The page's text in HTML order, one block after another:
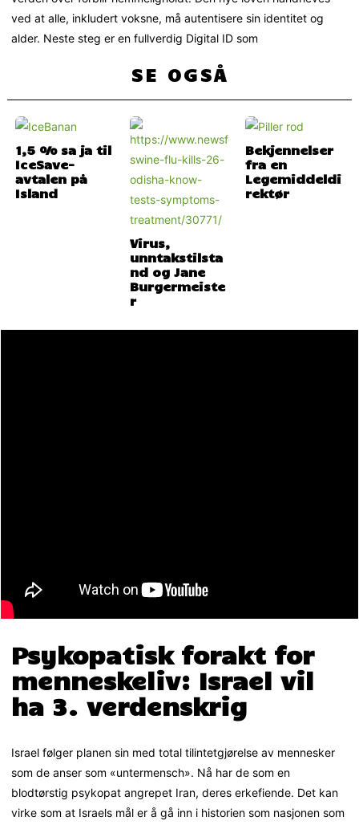
ved at alle, inkludert voksne, må autentisere sin identitet og
alder. Neste steg er en fullverdig Digital ID som
SE OGSÅ
1,5 % sa ja til
IceSave-
avtalen på
Island
Virus,
unntakstilsta
nd og Jane
Burgermeiste
r
Bekjennelser
fra en
Legemiddeldi
rektør
Psykopatisk forakt for
menneskeliv: Israel vil
ha 3. verdenskrig
Israel følger planen sin med total tilintetgjørelse av mennesker
som de anser som «untermensch». Nå har de som en
blodtørstig psykopat angrepet Iran, deres erkefiende. Det kan
virke som at Israels mål er å gå inn i historien som nasjonen som